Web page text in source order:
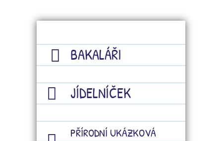
BAKALÁŘI
JÍDELNÍČEK
PŘÍRODNÍ UKÁZKOVÁ